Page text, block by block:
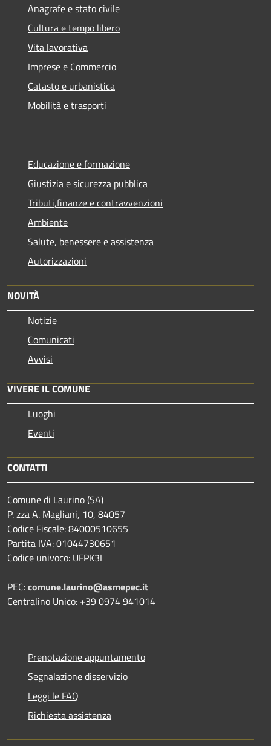
Anagrafe e stato civile
Cultura e tempo libero
Vita lavorativa
Imprese e Commercio
Catasto e urbanistica
Mobilità e trasporti
Educazione e formazione
Giustizia e sicurezza pubblica
Tributi,finanze e contravvenzioni
Ambiente
Salute, benessere e assistenza
Autorizzazioni
NOVITÀ
Notizie
Comunicati
Avvisi
VIVERE IL COMUNE
Luoghi
Eventi
CONTATTI
Comune di Laurino (SA)
P. zza A. Magliani, 10, 84057
Codice Fiscale: 84000510655
Partita IVA: 01044730651
Codice univoco: UFPK3I
PEC:comune.laurino@asmepec.it
Centralino Unico: +39 0974 941014
Prenotazione appuntamento
Segnalazione disservizio
Leggi le FAQ
Richiesta assistenza